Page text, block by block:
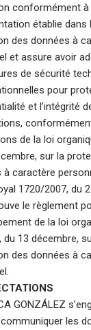
conformément à
établie dans
des données à
et assure avoir
de sécurité
pour
et l’intégrité
de la loi
sur la
à caractère
1720/2007, du
le règlement
de la loi
du 13 décembre,
des données à
GONZÁLEZ
les